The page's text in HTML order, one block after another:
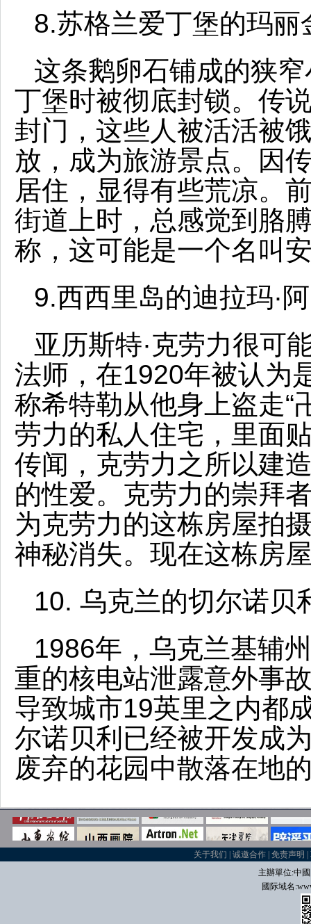
8.苏格兰爱丁堡的玛丽
这条鹅卵石铺成的狭
丁堡时被彻底封锁。传
封门，这些人被活活被
放，成为旅游景点。因
居住，显得有些荒凉。
街道上时，总感觉到胳
称，这可能是一个名叫
9.西西里岛的迪拉玛·
亚历斯特·克劳力很可
法师，在1920年被认为
称希特勒从他身上盗走“
劳力的私人住宅，里面
传闻，克劳力之所以建
的性爱。克劳力的崇拜
为克劳力的这栋房屋拍
神秘消失。现在这栋房
10. 乌克兰的切尔诺贝
1986年，乌克兰基辅
重的核电站泄露意外事
导致城市19英里之内都
尔诺贝利已经被开发成
废弃的花园中散落在地
关于我们 |诚邀合作 |免责声明 |
主辦單位:中
國际域名 :